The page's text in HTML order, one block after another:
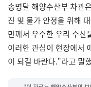
송명달 해양수산부 차관
진 및 물가 안정을 위해
민께서 우수한 우리 수산
이러한 관심이 현장에서
이 되길 바란다."라고 말